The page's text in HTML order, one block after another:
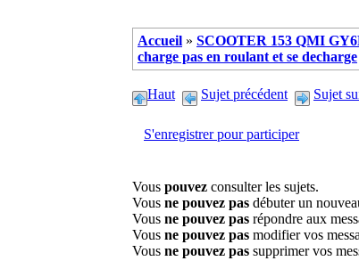
Accueil » SCOOTER 153 QMI
charge pas en roulant et se decharge
Haut Sujet précédent Sujet
S'enregistrer pour participer
Vous pouvez consulter les sujets.
Vous ne pouvez pas débuter un
Vous ne pouvez pas répondre aux
Vous ne pouvez pas modifier vos
Vous ne pouvez pas supprimer vos